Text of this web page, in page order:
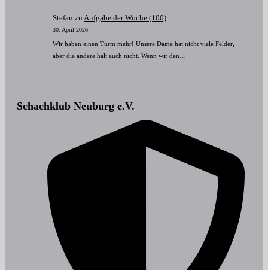
Stefan zu Aufgabe der Woche (100)
30. April 2026
Wir haben einen Turm mehr! Unsere Dame hat nicht viele Felder,
aber die andere halt auch nicht. Wenn wir den…
Schachklub Neuburg e.V.